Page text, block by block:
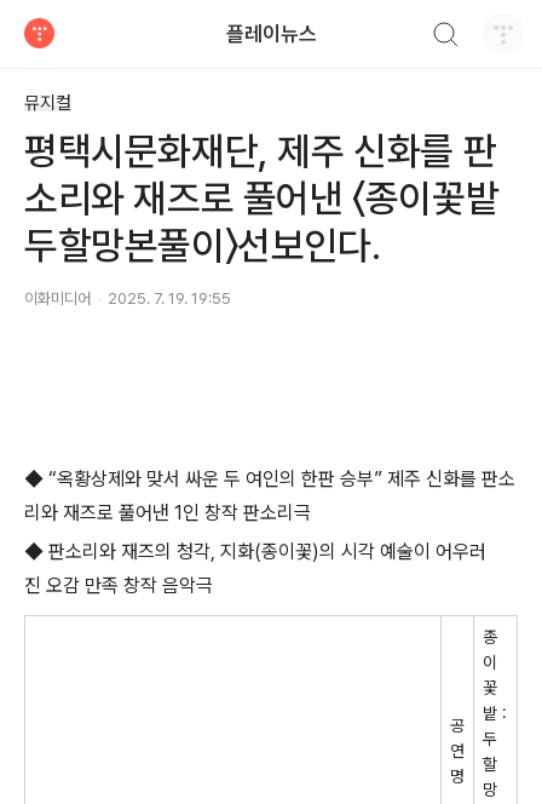
플레이뉴스
뮤지컬
평택시문화재단, 제주 신화를 판
소리와 재즈로 풀어낸 〈종이꽃밭
두할망본풀이〉선보인다.
이화미디어 2025. 7. 19. 19:55
◆ “옥황상제와 맞서 싸운 두 여인의 한판 승부” 제주 신화를 판소
리와 재즈로 풀어낸 1인 창작 판소리극
◆ 판소리와 재즈의 청각, 지화(종이꽃)의 시각 예술이 어우러
진 오감 만족 창작 음악극
공
연
명
종
이
꽃
밭 :
두
할
망